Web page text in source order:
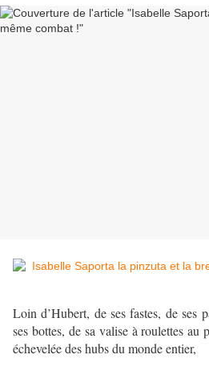
Loin d’Hubert, de ses fastes, de ses
ses bottes, de sa valise à roulettes au
échevelée des hubs du monde entier,